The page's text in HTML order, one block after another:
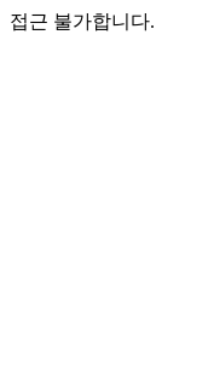
접근 불가합니다.